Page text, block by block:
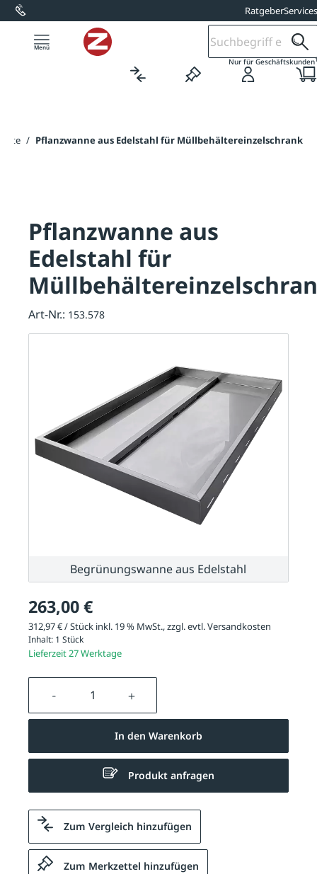
springen RatgeberServices
Nur für Geschäftskunden1
/ Pflanzwanne aus Edelstahl für Müllbehältereinzelschrank
263,00 €
312,97 € / Stück inkl. 19 % MwSt., zzgl. evtl.Versandkosten
Inhalt: 1 Stück
Lieferzeit 27 Werktage
Produkt Anzahl: Gib den
In den Warenkorb
Produkt anfragen
Zum Vergleich hinzufügen
Zum Merkzettel hinzufügen
Pflanzwanne aus
Edelstahl für
Art-Nr.: 153.578
Begrünungswanne aus Edelstahl